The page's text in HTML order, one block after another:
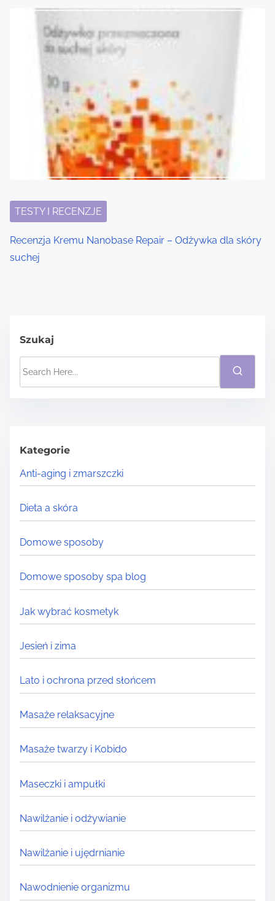
TESTY I RECENZJE
Recenzja Kremu Nanobase Repair – Odżywka dla skóry
suchej
Szukaj
h
H
e
r
e
.
.
.
Kategorie
Anti-aging i zmarszczki
Dieta a skóra
Domowe sposoby
Domowe sposoby spa blog
Jak wybrać kosmetyk
Jesień i zima
Lato i ochrona przed słońcem
Masaże relaksacyjne
Masaże twarzy i Kobido
Maseczki i ampułki
Nawilżanie i odżywianie
Nawilżanie i ujędrnianie
Nawodnienie organizmu